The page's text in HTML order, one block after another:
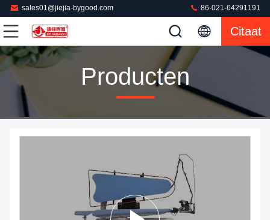
sales01@jiejia-bygood.com 86-021-64291191
Citaat
Producten